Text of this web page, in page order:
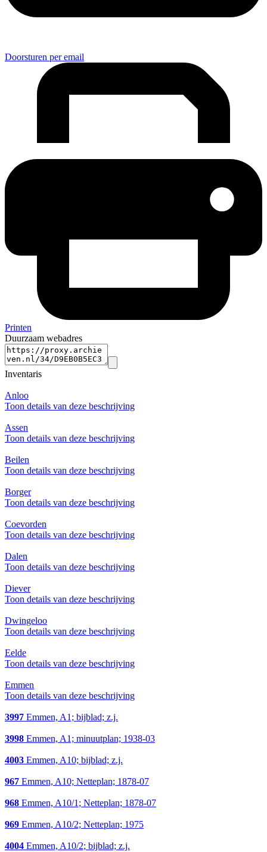
Doorsturen per email
Printen
Duurzaam webadres
Inventaris
Anloo
Toon details van deze beschrijving
Assen
Toon details van deze beschrijving
Beilen
Toon details van deze beschrijving
Borger
Toon details van deze beschrijving
Coevorden
Toon details van deze beschrijving
Dalen
Toon details van deze beschrijving
Diever
Toon details van deze beschrijving
Dwingeloo
Toon details van deze beschrijving
Eelde
Toon details van deze beschrijving
Emmen
Toon details van deze beschrijving
3997 Emmen, A1; bijblad; z.j.
3998 Emmen, A1; minuutplan; 1938-03
4003 Emmen, A10; bijblad; z.j.
967 Emmen, A10; Netteplan; 1878-07
968 Emmen, A10/1; Netteplan; 1878-07
969 Emmen, A10/2; Netteplan; 1975
4004 Emmen, A10/2; bijblad; z.j.